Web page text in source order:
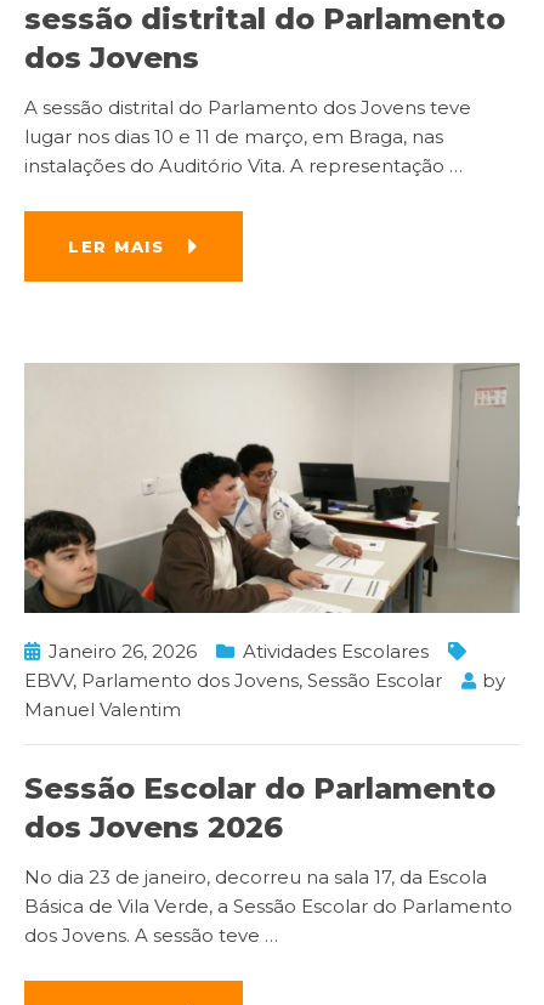
sessão distrital do Parlamento
dos Jovens
A sessão distrital do Parlamento dos Jovens teve
lugar nos dias 10 e 11 de março, em Braga, nas
instalações do Auditório Vita. A representação …
LER MAIS
Janeiro 26, 2026
Atividades Escolares
EBVV, Parlamento dos Jovens, Sessão Escolar
by
Manuel Valentim
Sessão Escolar do Parlamento
dos Jovens 2026
No dia 23 de janeiro, decorreu na sala 17, da Escola
Básica de Vila Verde, a Sessão Escolar do Parlamento
dos Jovens. A sessão teve …